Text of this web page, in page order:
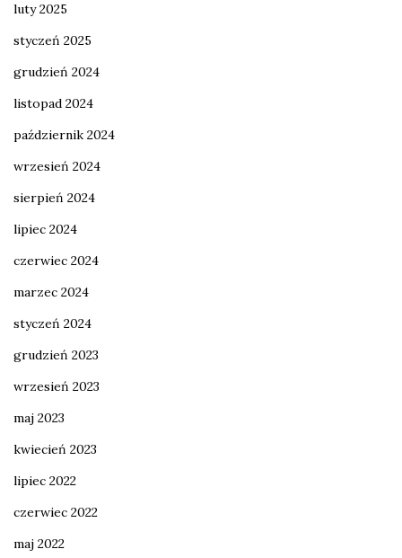
luty 2025
styczeń 2025
grudzień 2024
listopad 2024
październik 2024
wrzesień 2024
sierpień 2024
lipiec 2024
czerwiec 2024
marzec 2024
styczeń 2024
grudzień 2023
wrzesień 2023
maj 2023
kwiecień 2023
lipiec 2022
czerwiec 2022
maj 2022